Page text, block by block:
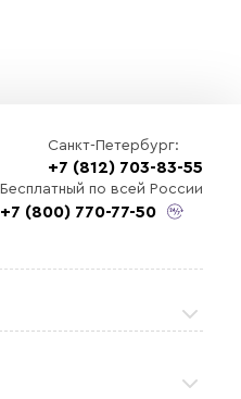
Санкт-Петербург:
+7 (812) 703-83-55
Бесплатный по всей России
+7 (800) 770-77-50